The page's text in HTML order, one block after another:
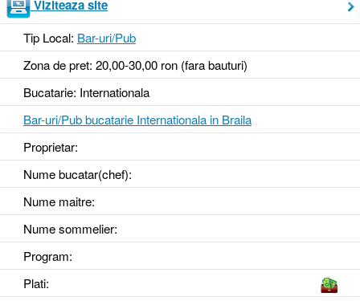
Viziteaza site
Tip Local: Bar-uri/Pub
Zona de pret: 20,00-30,00 ron (fara bauturi)
Bucatarie: Internationala
Bar-uri/Pub bucatarie Internationala in Braila
Proprietar:
Nume bucatar(chef):
Nume maitre:
Nume sommelier:
Program:
Plati: